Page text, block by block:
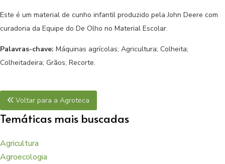
Este é um material de cunho infantil produzido pela John Deere com
curadoria da Equipe do De Olho no Material Escolar.
Palavras-chave: Máquinas agrícolas; Agricultura; Colheita;
Colheitadeira; Grãos; Recorte.
Voltar para a Agroteca
Temáticas mais buscadas
Agricultura
Agroecologia